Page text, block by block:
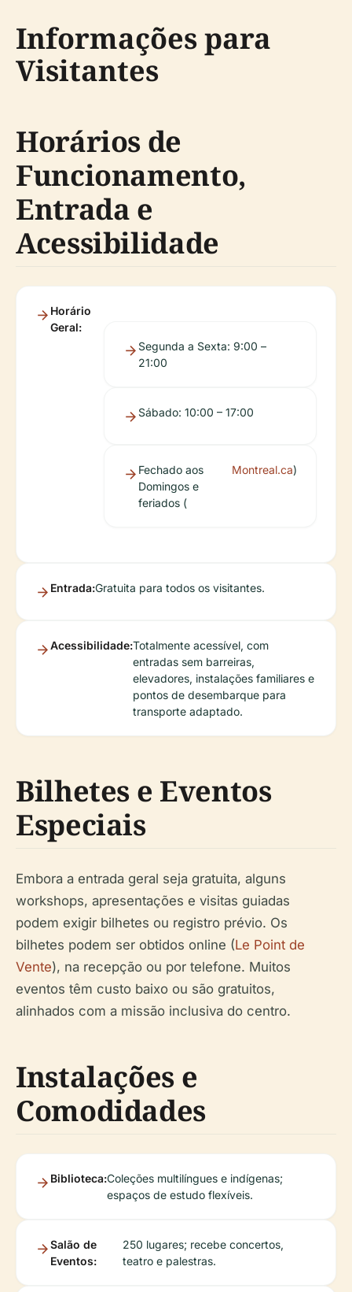
Informações para
Visitantes
Horários de
Funcionamento,
Entrada e
Acessibilidade
Horário
Geral:
Segunda a Sexta: 9:00 –
21:00
Sábado: 10:00 – 17:00
Fechado aos
Domingos e
feriados (
Montreal.ca)
Entrada:Gratuita para todos os visitantes.
Acessibilidade:Totalmente acessível, com
entradas sem barreiras,
elevadores, instalações familiares e
pontos de desembarque para
transporte adaptado.
Bilhetes e Eventos
Especiais
Embora a entrada geral seja gratuita, alguns
workshops, apresentações e visitas guiadas
podem exigir bilhetes ou registro prévio. Os
bilhetes podem ser obtidos online (Le Point de
Vente), na recepção ou por telefone. Muitos
eventos têm custo baixo ou são gratuitos,
alinhados com a missão inclusiva do centro.
Instalações e
Comodidades
Biblioteca:Coleções multilíngues e indígenas;
espaços de estudo flexíveis.
Salão de
Eventos:
250 lugares; recebe concertos,
teatro e palestras.